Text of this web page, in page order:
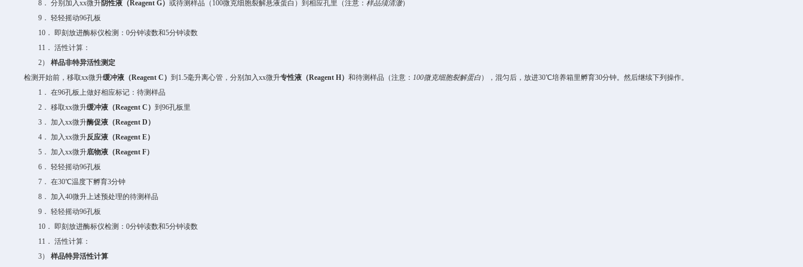
8．分别加入xx微升阴性液（Reagent G）或待测样品（ 100微克细胞裂解悬液蛋白）到相应孔里 （注意：样品须清澈）
9．轻轻摇动96孔板
10． 即刻放进酶标仪检测：0分钟读数和5分钟读数
11．活性计算：
2）样品非特异活性测定
检测开始前，移取xx微升缓冲液（Reagent C ）到 1.5毫升离心管，分别加入xx微升专性液（Reagent H）和待测样品 （注意：100微克细胞裂解蛋白），混匀后，放进30℃培养箱里孵育30分钟。然后继续下列操作。
1．在96孔板上做好相应标记：待测样品
2．移取xx微升缓冲液（Reagent C ）到96孔板里
3．加入xx微升酶促液（Reagent D ）
4．加入xx微升反应液（Reagent E）
5．加入xx微升底物液（Reagent F）
6．轻轻摇动96孔板
7．在30℃温度下孵育3分钟
8．加入40微升上述预处理的待测样品
9．轻轻摇动96孔板
10． 即刻放进酶标仪检测：0分钟读数和5分钟读数
11．活性计算：
3）样品特异活性计算